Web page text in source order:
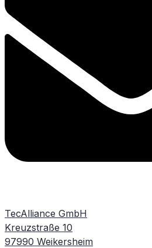
TecAlliance GmbH
Kreuzstraße 10
97990 Weikersheim